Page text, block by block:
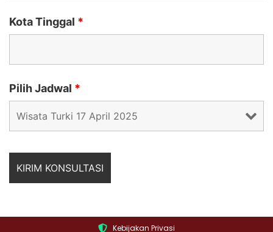
Kota Tinggal *
Pilih Jadwal *
Kebijakan Privasi